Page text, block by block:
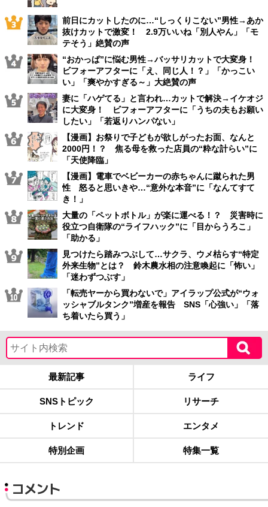
前日にカットしたのに…“しっくりこない”男性→あか
抜けカットで激変！ 2.9万いいね「別人やん」「モ
テそう」絶賛の声
“おかっぱ”に悩む男性→バッサリカットで大変身！
ビフォーアフターに「え、同じ人！？」「かっこい
い」「爽やかすぎる～」大絶賛の声
妻に「ハゲてる」と言われ…カットで解決→イケオジ
に大変身！ ビフォーアフターに「うちの夫もお願い
したい」「若返りハンパない」
【漫画】お祭りで子どもが欲しがったお面、なんと
2000円！？ 焦る母を救った店員の“粋な計らい”に
「天使降臨」
【漫画】電車でベビーカーの赤ちゃんに蹴られた男
性 怒ると思いきや…“意外な本音”に「なんてすて
き！」
大量の「ペットボトル」が楽に運べる！？ 災害時に
役立つ自衛隊の“ライフハック”に「目からうろこ」
「助かる」
見つけたら踏みつぶして…サクラ、ウメ枯らす“特定
外来生物”とは？ 鈴木農水相の注意喚起に「怖い」
「迷わずつぶす」
「転売ヤーから買わないで」アイラップ公式が“ウォ
ッシャブルタンク”増産を報告 SNS「心強い」「落
ち着いたら買う」
最新記事 ライフ
SNSトピック リサーチ
トレンド エンタメ
特別企画 特集一覧
コメント